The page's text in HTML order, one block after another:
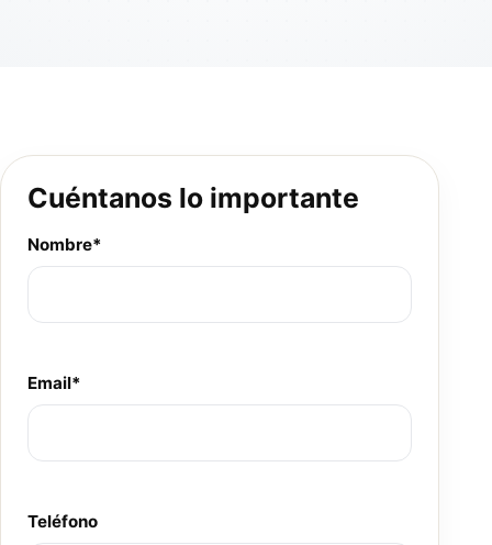
Cuéntanos lo importante
Nombre*
Email*
Teléfono